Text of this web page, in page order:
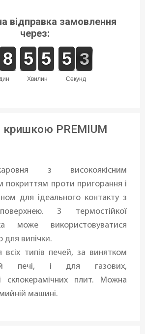
відправка замовлення
через:
7
7
8
8
хвилин
4
4
5
5 4
4
5
5
секунд
4
4
5
5 3
2
2
PREMIUM
з високоякісним
покриттям проти пригорання і
для ідеального контакту з
З термостійкої
може використовуватися
для випічки.
всіх типів печей, за винятком
печі, і для газових,
склокерамічних плит. Можна
машині.